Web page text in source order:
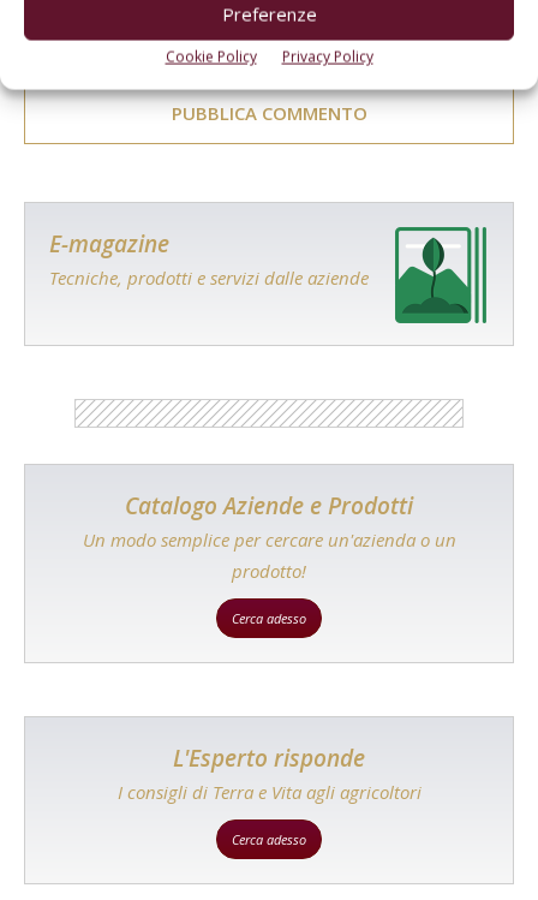
Preferenze
Cookie Policy Privacy Policy
Salva il mio nome, email e sito web in questo browser per la
prossima volta che commento.
E-magazine
Tecniche, prodotti e servizi dalle aziende
Catalogo Aziende e Prodotti
Un modo semplice per cercare un'azienda o un
prodotto!
Cerca adesso
L'Esperto risponde
I consigli di Terra e Vita agli agricoltori
Cerca adesso